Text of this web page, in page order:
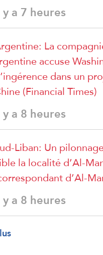
a 7 heures
La
accuse
dans un
(Financial Times)
a 8 heures
Liban: Un
la localité d’Al-
d’Al-
a 8 heures